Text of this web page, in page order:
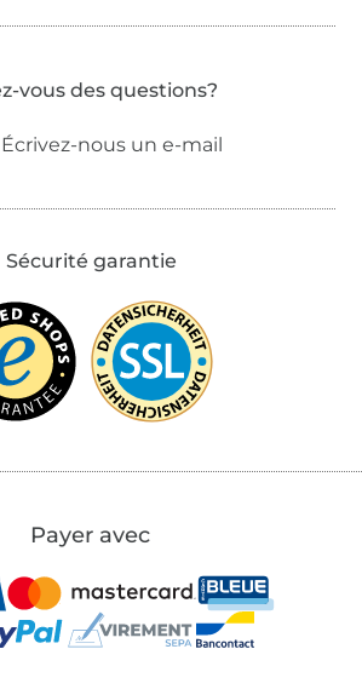
vous des questions?
Écrivez-nous un e-mail
Sécurité garantie
Payer avec